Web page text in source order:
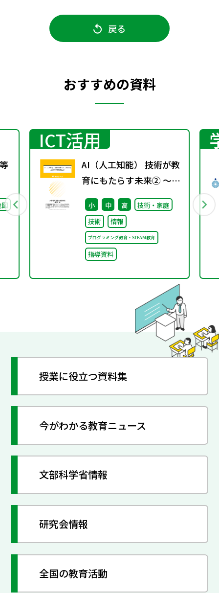
戻る
おすすめの資料
ICT活用
AI（人工知能） 技術が教
育にもたらす未来② ～小
学校から高等学校までの
プログラミング教育の系
統性～
小 中 高
技術・家庭
技術
情報
プログラミング教育・STEAM教育
指導資料
授業に役立つ資料集
今がわかる教育ニュース
文部科学省情報
研究会情報
全国の教育活動